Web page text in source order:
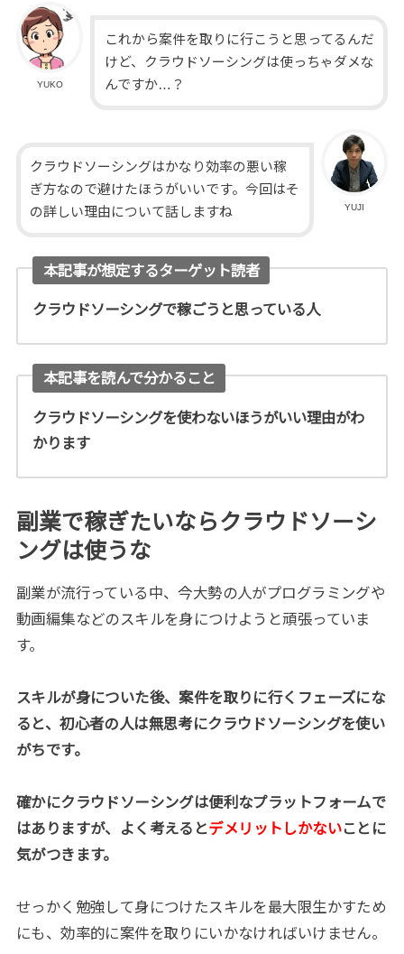
YUKO
これから案件を取りに行こうと思ってるんだ
けど、クラウドソーシングは使っちゃダメな
んですか…？
YUJI
クラウドソーシングはかなり効率の悪い稼
ぎ方なので避けたほうがいいです。今回はそ
の詳しい理由について話しますね
本記事が想定するターゲット読者
クラウドソーシングで稼ごうと思っている人
本記事を読んで分かること
クラウドソーシングを使わないほうがいい理由がわ
かります
副業で稼ぎたいならクラウドソーシ
ングは使うな
副業が流行っている中、今大勢の人がプログラミングや
動画編集などのスキルを身につけようと頑張っていま
す。
スキルが身についた後、案件を取りに行くフェーズにな
ると、初心者の人は無思考にクラウドソーシングを使い
がちです。
確かにクラウドソーシングは便利なプラットフォームで
はありますが、よく考えるとデメリットしかないことに
気がつきます。
せっかく勉強して身につけたスキルを最大限生かすため
にも、効率的に案件を取りにいかなければいけません。